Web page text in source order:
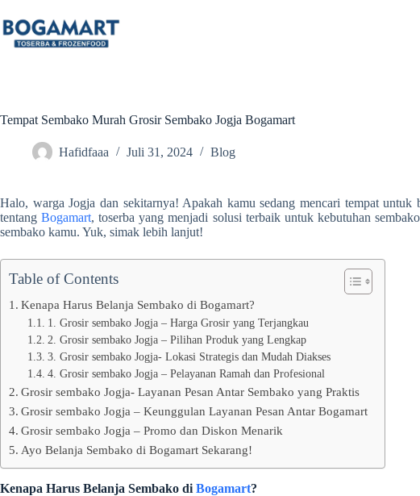
Tempat Sembako Murah Grosir Sembako Jogja Bogamart
Hafidfaaa Juli 31, 2024 Blog
Halo, warga Jogja dan sekitarnya! Apakah kamu sedang mencari tempat
tentangBogamart, toserba yang menjadi solusi terbaik untuk kebutuhan
sembako kamu. Yuk, simak lebih lanjut!
Table of Contents
Kenapa Harus Belanja Sembako di Bogamart?
1. Grosir sembako Jogja – Harga Grosir yang Terjangkau
2. Grosir sembako Jogja – Pilihan Produk yang Lengkap
3. Grosir sembako Jogja- Lokasi Strategis dan Mudah Diakses
4. Grosir sembako Jogja – Pelayanan Ramah dan Profesional
Grosir sembako Jogja- Layanan Pesan Antar Sembako yang Praktis
Grosir sembako Jogja – Keunggulan Layanan Pesan Antar Bogamart
Grosir sembako Jogja – Promo dan Diskon Menarik
Ayo Belanja Sembako di Bogamart Sekarang!
Kenapa Harus Belanja Sembako di Bogamart?